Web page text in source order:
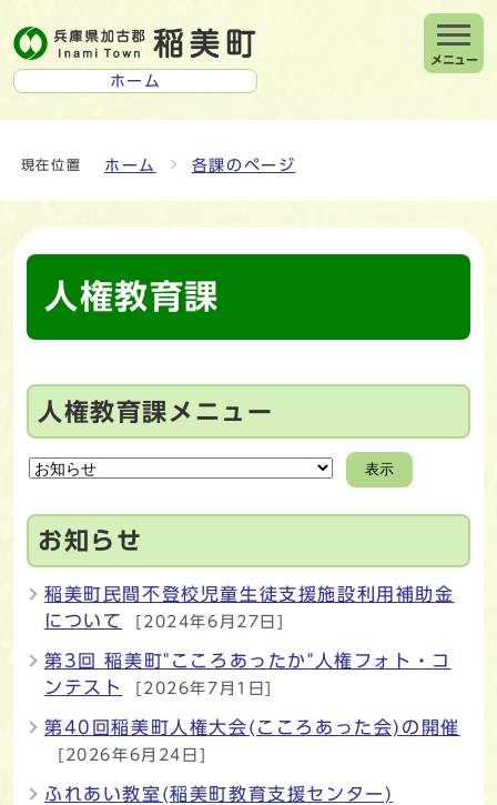
ホーム
メニュー
現在位置 ホーム 各課のページ
人権教育課
人権教育課メニュー
表示
お知らせ
稲美町民間不登校児童生徒支援施設利用補助金
について
[2024年6月27日]
第3回 稲美町"こころあったか"人権フォト・コ
ンテスト
[2026年7月1日]
第40回稲美町人権大会(こころあった会)の開催
[2026年6月24日]
ふれあい教室(稲美町教育支援センター)